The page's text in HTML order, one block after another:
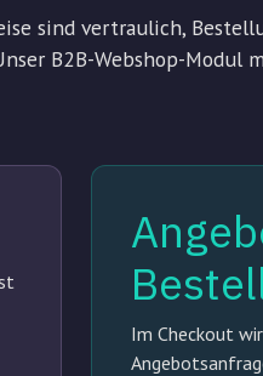
sind vertraulich,
B2B-Webshop-Modul
Im Checkout